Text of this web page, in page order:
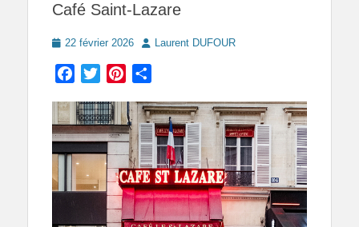
Café Saint-Lazare
Posted
22 février 2026 AuthorLaurent DUFOUR
Facebook
TwitterPinterest